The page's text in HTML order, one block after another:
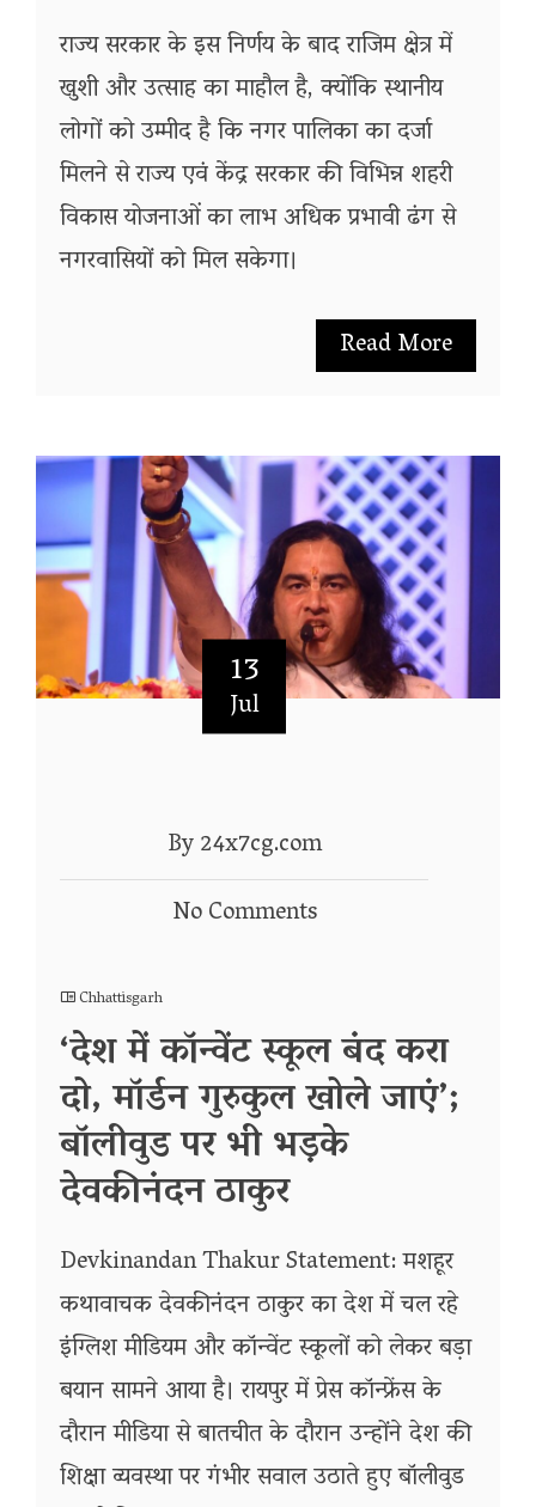
राज्य सरकार के इस निर्णय के बाद राजिम क्षेत्र में
खुशी और उत्साह का माहौल है, क्योंकि स्थानीय
लोगों को उम्मीद है कि नगर पालिका का दर्जा
मिलने से राज्य एवं केंद्र सरकार की विभिन्न शहरी
विकास योजनाओं का लाभ अधिक प्रभावी ढंग से
नगरवासियों को मिल सकेगा।
Read More
13
Jul
By 24x7cg.com
No Comments
Chhattisgarh
‘देश में कॉन्वेंट स्कूल बंद करा
दो, मॉर्डन गुरुकुल खोले जाएं’;
बॉलीवुड पर भी भड़के
देवकीनंदन ठाकुर
Devkinandan Thakur Statement: मशहूर
कथावाचक देवकीनंदन ठाकुर का देश में चल रहे
इंग्लिश मीडियम और कॉन्वेंट स्कूलों को लेकर बड़ा
बयान सामने आया है। रायपुर में प्रेस कॉन्फ्रेंस के
दौरान मीडिया से बातचीत के दौरान उन्होंने देश की
शिक्षा व्यवस्था पर गंभीर सवाल उठाते हुए बॉलीवुड